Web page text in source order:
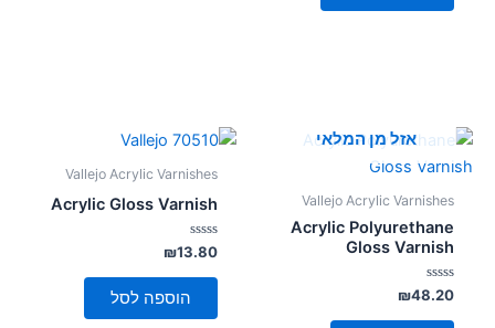
אזל מן המלאי
Vallejo Acrylic Varnishes
Acrylic Polyurethane
Gloss Varnish
דורג
0
מתוך
₪48.20
Vallejo Acrylic Varnishes
Acrylic Gloss Varnish
דורג
0
מתוך
₪13.80
הוספה לסל